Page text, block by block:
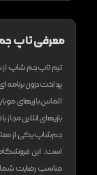
معرفی تاپ
پرداخت درون برنامه
الماس بازیهای
بازیهای انلاین مجاز
جم شاپ یکی از
است. این فروشگاه
مناسب رضایت شمار